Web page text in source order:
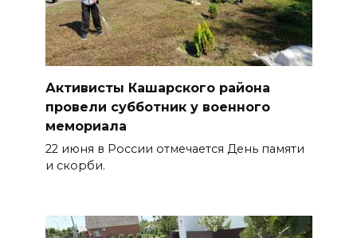
Активисты Кашарского района
провели субботник у военного
мемориала
22 июня в России отмечается День памяти
и скорби.